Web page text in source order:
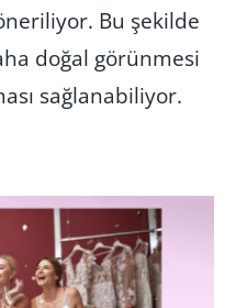
Bu şekilde
doğal görünmesi
sağlanabiliyor.